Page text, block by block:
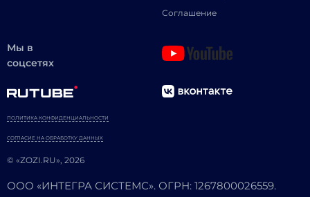
Соглашение
Мы в
соцсетях
© «ZOZI.RU», 2026
ПОЛИТИКА КОНФИДЕНЦИАЛЬНОСТИ
СОГЛАСИЕ НА ОБРАБОТКУ ДАННЫХ
ООО «ИНТЕГРА СИСТЕМС». ОГРН: 1267800026559.